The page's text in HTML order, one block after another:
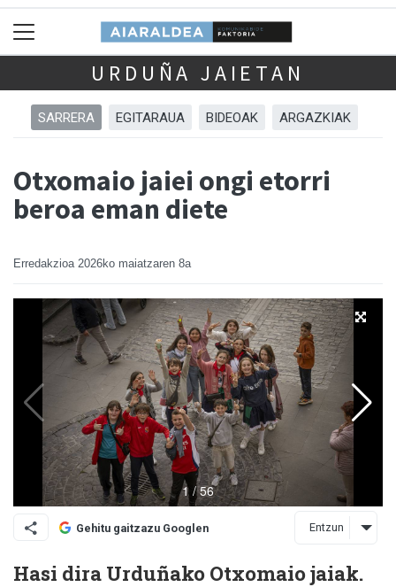
URDUÑA JAIETAN
SARRERA EGITARAUA BIDEOAK ARGAZKIAK
Otxomaio jaiei ongi etorri
beroa eman diete
Erredakzioa 2026ko maiatzaren 8a
Gehitu gaitzazu Googlen Entzun
Hasi dira Urduñako Otxomaio jaiak.